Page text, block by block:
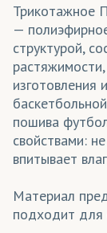
Трикотажное
—
структурой,
изготовления
пошива
свойствами:
впитывает
Материал
подходит для